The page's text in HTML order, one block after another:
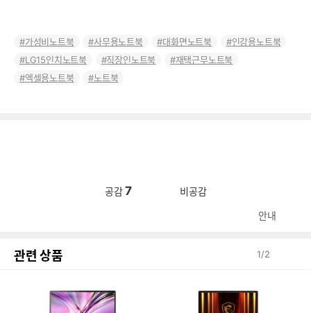
가성비노트북 사무용노트북 대화면노트북
인강용노트북
LG15인치노트북
직장인노트북
재택근무노트북
엑셀용노트북
노트북
공감 7 비공감
안내
관련 상품 1/2